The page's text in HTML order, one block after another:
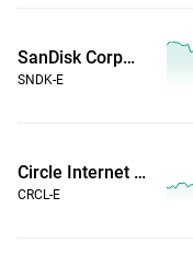
SanDisk Corp（延時）
SNDK-E
Circle Internet Group Inc（延時）
CRCL-E